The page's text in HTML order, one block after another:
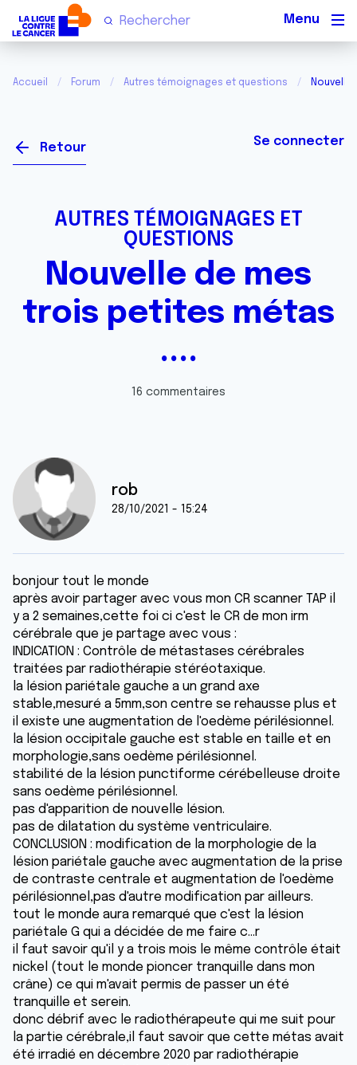
Accueil Forum Autres témoignages et questions Nouvelle
Retour Se connecter
AUTRES TÉMOIGNAGES ET
QUESTIONS
Nouvelle de mes
trois petites métas
....
16 commentaires
rob
28/10/2021 - 15:24
bonjour tout le monde
après avoir partager avec vous mon CR scanner TAP il
y a 2 semaines,cette foi ci c'est le CR de mon irm
cérébrale que je partage avec vous :
INDICATION : Contrôle de métastases cérébrales
traitées par radiothérapie stéréotaxique.
la lésion pariétale gauche a un grand axe
stable,mesuré a 5mm,son centre se rehausse plus et
il existe une augmentation de l'oedème périlésionnel.
la lésion occipitale gauche est stable en taille et en
morphologie,sans oedème périlésionnel.
stabilité de la lésion punctiforme cérébelleuse droite
sans oedème périlésionnel.
pas d'apparition de nouvelle lésion.
pas de dilatation du système ventriculaire.
CONCLUSION : modification de la morphologie de la
lésion pariétale gauche avec augmentation de la prise
de contraste centrale et augmentation de l'oedème
périlésionnel,pas d'autre modification par ailleurs.
tout le monde aura remarqué que c'est la lésion
pariétale G qui a décidée de me faire c...r
il faut savoir qu'il y a trois mois le même contrôle était
nickel (tout le monde pioncer tranquille dans mon
crâne) ce qui m'avait permis de passer un été
tranquille et serein.
donc débrif avec le radiothérapeute qui me suit pour
la partie cérébrale,il faut savoir que cette métas avait
été irradié en décembre 2020 par radiothérapie